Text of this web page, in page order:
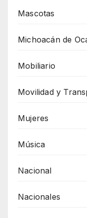
Mascotas
Michoacán de
Mobiliario
Movilidad y
Mujeres
Música
Nacional
Nacionales